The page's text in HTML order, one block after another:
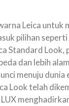
Leica
pilihan
Standard Look,
dan lebih
menuju
Look telah